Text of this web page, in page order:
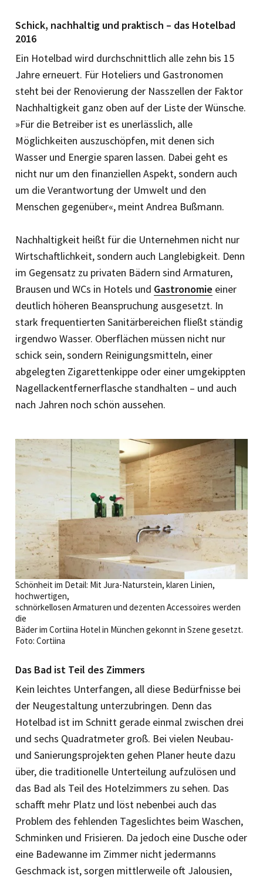
Schick, nachhaltig und praktisch – das Hotelbad
2016
Ein Hotelbad wird durchschnittlich alle zehn bis 15
Jahre erneuert. Für Hoteliers und Gastronomen
steht bei der Renovierung der Nasszellen der Faktor
Nachhaltigkeit ganz oben auf der Liste der Wünsche.
»Für die Betreiber ist es unerlässlich, alle
Möglichkeiten auszuschöpfen, mit denen sich
Wasser und Energie sparen lassen. ­Dabei geht es
nicht nur um den finanziellen Aspekt, sondern auch
um die Verant­wortung der Umwelt und den
Menschen gegenüber«, meint ­Andrea Bußmann.
Nachhaltigkeit heißt für die Unternehmen nicht nur
Wirtschaftlichkeit, sondern auch Langlebigkeit. Denn
im Gegensatz zu privaten Bädern sind Armaturen,
Brausen und WCs in Hotels und Gastronomie einer
deutlich höheren Beanspruchung ausgesetzt. In
stark frequentierten Sanitärbereichen fließt ständig
irgendwo Wasser. Oberflächen müssen nicht nur
schick sein, sondern Reinigungsmitteln, einer
abgelegten Zigarettenkippe oder einer umgekippten
Nagellackentfernerflasche standhalten – und auch
nach Jahren noch schön aussehen.
Schönheit im Detail: Mit Jura-Naturstein, klaren Linien,
hochwertigen,
schnörkellosen Armaturen und dezenten Accessoires werden
die
Bäder im Cortiina Hotel in München gekonnt in Szene gesetzt.
Foto: Cortiina
Das Bad ist Teil des Zimmers
Kein leichtes Unterfangen, all diese Bedürfnisse bei
der Neugestaltung unterzubringen. Denn das
Hotelbad ist im Schnitt gerade einmal zwischen drei
und sechs Quadratmeter groß. Bei vielen Neubau-
und Sanierungsprojekten gehen Planer heute dazu
über, die traditionelle Unterteilung aufzulösen und
das Bad als Teil des Hotelzimmers zu sehen. Das
schafft mehr Platz und löst nebenbei auch das
Problem des fehlenden Tageslichtes beim Waschen,
Schminken und Frisieren. Da jedoch eine Dusche oder
eine Badewanne im Zimmer nicht jedermanns
Geschmack ist, sorgen mittlerweile oft Jalousien,